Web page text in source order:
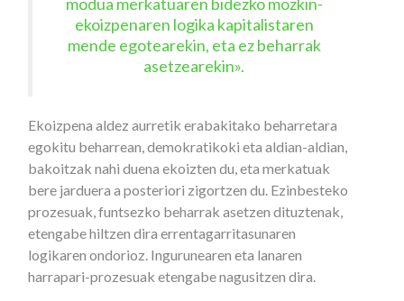
ekoizpenaren logika kapitalistaren
mende egotearekin, eta ez beharrak
asetzearekin».
Ekoizpena aldez aurretik erabakitako beharretara
egokitu beharrean, demokratikoki eta aldian-aldian,
bakoitzak nahi duena ekoizten du, eta merkatuak
bere jarduera a posteriori zigortzen du. Ezinbesteko
prozesuak, funtsezko beharrak asetzen dituztenak,
etengabe hiltzen dira errentagarritasunaren
logikaren ondorioz. Ingurunearen eta lanaren
harrapari-prozesuak etengabe nagusitzen dira.